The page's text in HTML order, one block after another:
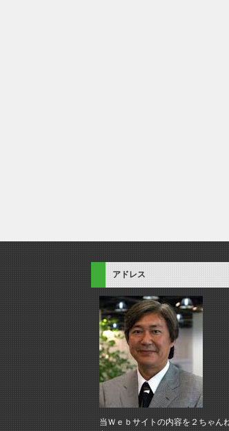
アドレス
当Ｗｅｂサイトの内容を２ちゃん